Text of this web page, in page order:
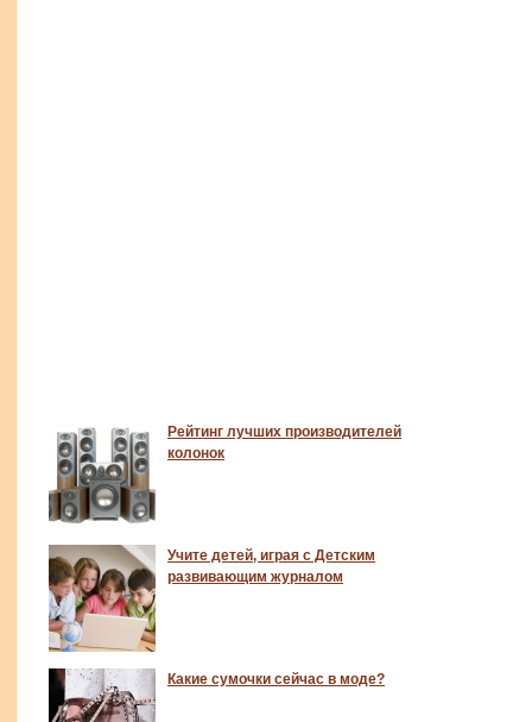
Рейтинг лучших производителей
колонок
Учите детей, играя с Детским
развивающим журналом
Какие сумочки сейчас в моде?